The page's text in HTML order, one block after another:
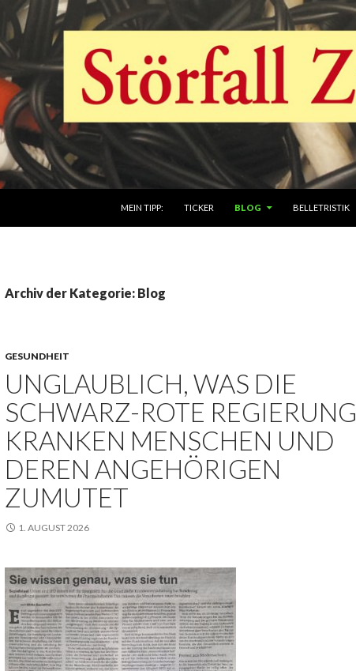
MEIN TIPP:
TICKER BLOG BELLETRISTIK
Archiv der Kategorie: Blog
GESUNDHEIT
UNGLAUBLICH, WAS DIE
SCHWARZ-ROTE REGIERUNG
KRANKEN MENSCHEN UND
DEREN ANGEHÖRIGEN
ZUMUTET
1. AUGUST 2026